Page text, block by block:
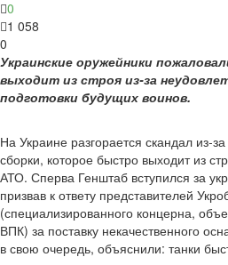
0
1 058
0
Украинские оружейники
выходит из строя из-за
подготовки будущих воинов.
На Украине разгорается скандал из-
сборки, которое быстро выходит из
АТО. Сперва Генштаб вступился за
призвав к ответу представителей
(специализированного концерна,
ВПК) за поставку некачественного
в свою очередь, объяснили: танки